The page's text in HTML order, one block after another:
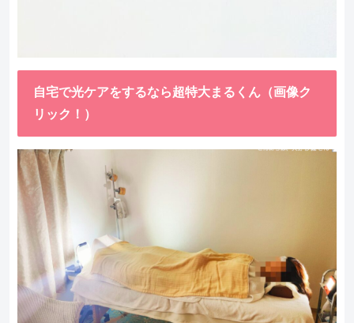
自宅で光ケアをするなら超特大まるくん（画像ク
リック！）